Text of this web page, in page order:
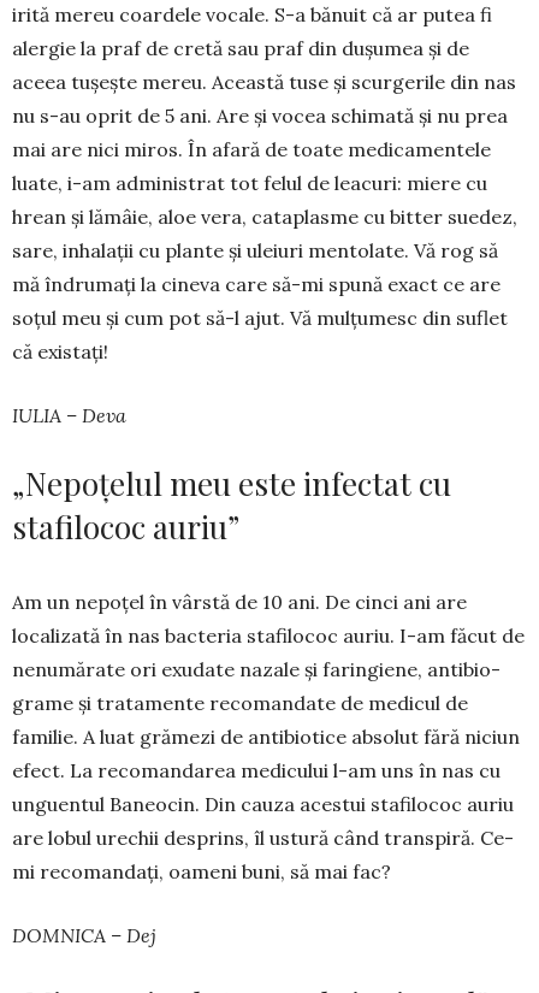
iri­tă me­reu coar­dele vo­cale. S-a bănuit că ar pu­tea fi
alergie la praf de cretă sau praf din du­șu­mea și de
aceea tușește mereu. Această tu­se și scurgerile din nas
nu s-au oprit de 5 ani. Are și vo­cea schim­ată și nu prea
mai are nici miros. În afară de toate medicamentele
luate, i-am administrat tot felul de leacuri: miere cu
hrean și lămâie, aloe vera, cata­plasme cu bitter suedez,
sare, inhalații cu plante și uleiuri men­tolate. Vă rog să
mă îndru­mați la cineva care să-mi spună exact ce are
soțul meu și cum pot să-l ajut. Vă mulțumesc din suflet
că existați!
IULIA – Deva
„Nepoțelul meu este infectat cu
stafilococ auriu”
Am un nepoțel în vârstă de 10 ani. De cinci ani are
localizată în nas bacteria stafilococ auriu. I-am făcut de
nenumărate ori exudate nazale și fa­ringiene, antibio­
grame și tratamente reco­man­date de medicul de
familie. A luat grămezi de anti­biotice absolut fără niciun
efect. La re­co­man­darea medicului l-am uns în nas cu
un­gu­en­tul Baneocin. Din cauza acestui stafilococ au­riu
are lobul urechii desprins, îl ustură când transpiră. Ce-
mi recoman­dați, oameni buni, să mai fac?
DOMNICA – Dej